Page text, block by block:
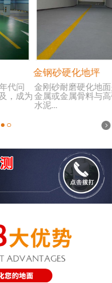
金钢砂硬化地坪
金刚砂耐磨硬化地面是采用非
金属或金属骨料与高强波特兰